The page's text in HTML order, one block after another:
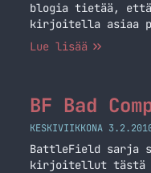
blogia tietää,
kirjoitella asiaa
viestin
Lue lisää
BF Bad
KESKIVIIKKONA
BattleField sarja
kirjoitellut tästä